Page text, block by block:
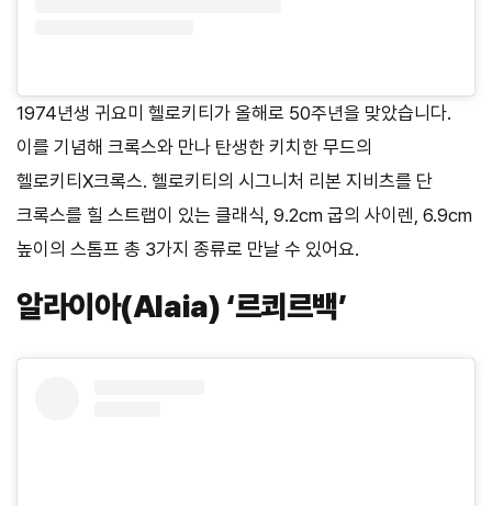
1974년생 귀요미 헬로키티가 올해로 50주년을 맞았습니다.
이를 기념해 크록스와 만나 탄생한 키치한 무드의
헬로키티X크록스. 헬로키티의 시그니처 리본 지비츠를 단
크록스를 힐 스트랩이 있는 클래식, 9.2cm 굽의 사이렌, 6.9cm
높이의 스톰프 총 3가지 종류로 만날 수 있어요.
알라이아(Alaia) ‘르쾨르백’